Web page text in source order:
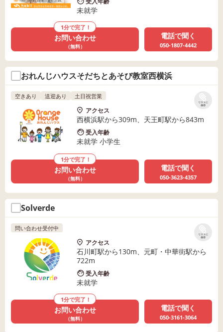
未就学
1分で完了！
お問い合わせ
（無料）
電話で聞く
050-1807-4442
おれんじハウスそだちとあそび教室西横浜
リストに
保存
空きあり 送迎あり 土日祝営業
アクセス
西横浜駅から309m、天王町駅から843m
受入年齢
未就学 小学生
1分で完了！
お問い合わせ
（無料）
電話で聞く
050-3623-4357
Solverde
リストに
保存
問い合わせ受付中
アクセス
石川町駅から130m、元町・中華街駅から
722m
受入年齢
未就学
1分で完了！
お問い合わせ
（無料）
電話で聞く
050-3161-3064